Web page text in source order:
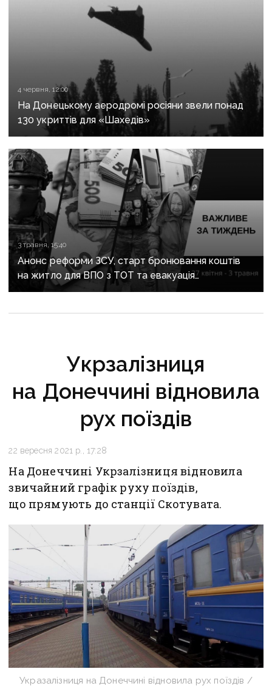
4 червня, 12:00
На Донецькому аеродромі росіяни звели понад
130 укриттів для «Шахедів»
3 травня, 15:40
Анонс реформи ЗСУ, старт бронювання коштів
на житло для ВПО з ТОТ та евакуація
з Донеччини: важливе за тиждень
Укрзалізниця
на Донеччині відновила
рух поїздів
22 вересня 2021 р., 17:28
На Донеччині Укрзалізниця відновила
звичайний графік руху поїздів,
що прямують до станції Скотувата.
Укразалізниця на Донеччині відновила рух поїздів /